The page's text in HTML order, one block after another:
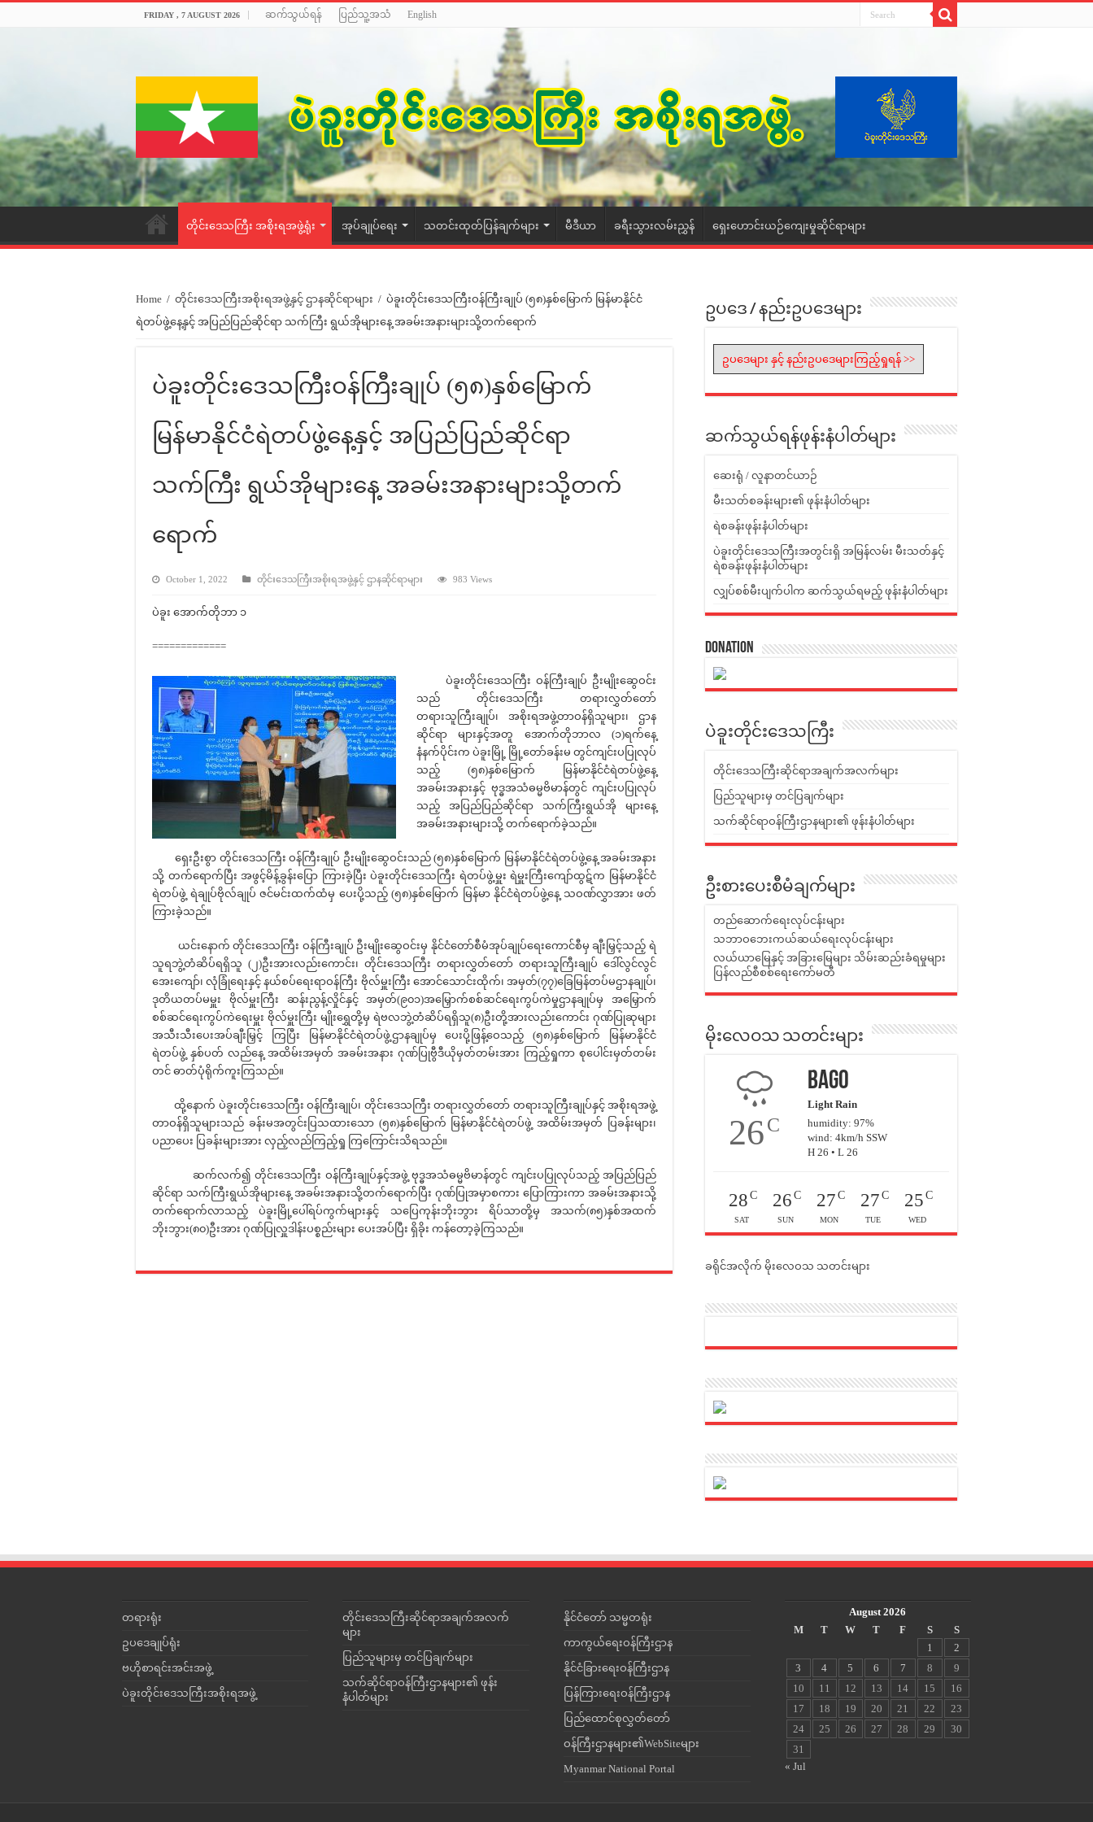
FRIDAY , 7 AUGUST 2026 ဆက်သွယ်ရန် ပြည်သူ့အသံ English
တိုင်းဒေသကြီး အစိုးရအဖွဲ့ရုံး အုပ်ချုပ်ရေး သတင်းထုတ်ပြန်ချက်များ မီဒီယာ ခရီးသွားလမ်းညွှန် ရှေးဟောင်းယဉ်ကျေးမှုဆိုင်ရာများ
Home / တိုင်းဒေသကြီးအစိုးရအဖွဲ့နှင့် ဌာနဆိုင်ရာများ / ပဲခူးတိုင်းဒေသကြီးဝန်ကြီးချုပ် (၅၈)နှစ်မြောက် မြန်မာနိုင်ငံ
ရဲတပ်ဖွဲ့နေ့နှင့် အပြည်ပြည်ဆိုင်ရာ သက်ကြီး ရွယ်အိုများနေ့ အခမ်းအနားများသို့တက်ရောက်
ပဲခူးတိုင်းဒေသကြီးဝန်ကြီးချုပ် (၅၈)နှစ်မြောက်
မြန်မာနိုင်ငံရဲတပ်ဖွဲ့နေ့နှင့် အပြည်ပြည်ဆိုင်ရာ
သက်ကြီး ရွယ်အိုများနေ့ အခမ်းအနားများသို့တက်
ရောက်
October 1, 2022 တိုင်းဒေသကြီးအစိုးရအဖွဲ့နှင့် ဌာနဆိုင်ရာများ 983 Views
ပဲခူး အောက်တိုဘာ ၁
=============
ပဲခူးတိုင်းဒေသကြီး ဝန်ကြီးချုပ် ဦးမျိုးဆွေဝင်း
သည် တိုင်းဒေသကြီး တရားလွှတ်တော်
တရားသူကြီးချုပ်၊ အစိုးရအဖွဲ့တာဝန်ရှိသူများ၊ ဌာန
ဆိုင်ရာ များနှင့်အတူ အောက်တိုဘာလ (၁)ရက်နေ့
နံနက်ပိုင်းက ပဲခူးမြို့ မြို့တော်ခန်းမ တွင်ကျင်းပပြုလုပ်
သည့် (၅၈)နှစ်မြောက် မြန်မာနိုင်ငံရဲတပ်ဖွဲ့နေ့
အခမ်းအနားနှင့် ဗုဒ္ဓအသံဓမ္မဗိမာန်တွင် ကျင်းပပြုလုပ်
သည့် အပြည်ပြည်ဆိုင်ရာ သက်ကြီးရွယ်အို များနေ့
အခမ်းအနားများသို့ တက်ရောက်ခဲ့သည်။
ရှေးဦးစွာ တိုင်းဒေသကြီး ဝန်ကြီးချုပ် ဦးမျိုးဆွေဝင်းသည် (၅၈)နှစ်မြောက် မြန်မာနိုင်ငံရဲတပ်ဖွဲ့နေ့ အခမ်းအနား
သို့ တက်ရောက်ပြီး အဖွင့်မိန့်ခွန်းပြော ကြားခဲ့ပြီး ပဲခူးတိုင်းဒေသကြီး ရဲတပ်ဖွဲ့မှူး ရဲမှူးကြီးကျော်ထွဋ်က မြန်မာနိုင်ငံ
ရဲတပ်ဖွဲ့ ရဲချုပ်ဗိုလ်ချုပ် ဇင်မင်းထက်ထံမှ ပေးပို့သည့် (၅၈)နှစ်မြောက် မြန်မာ နိုင်ငံရဲတပ်ဖွဲ့နေ့ သဝဏ်လွှာအား ဖတ်
ကြားခဲ့သည်။
ယင်းနောက် တိုင်းဒေသကြီး ဝန်ကြီးချုပ် ဦးမျိုးဆွေဝင်းမှ နိုင်ငံတော်စီမံအုပ်ချုပ်ရေးကောင်စီမှ ချီးမြှင့်သည့် ရဲ
သူရဘွဲ့တံဆိပ်ရရှိသူ (၂)ဦးအားလည်းကောင်း၊ တိုင်းဒေသကြီး တရားလွှတ်တော် တရားသူကြီးချုပ် ဒေါ်လွင်လွင်
အေးကျော်၊ လုံခြုံရေးနှင့် နယ်စပ်ရေးရာဝန်ကြီး ဗိုလ်မှူးကြီး အောင်သောင်းထိုက်၊ အမှတ်(၇၇)ခြေမြန်တပ်မဌာနချုပ်၊
ဒုတိယတပ်မမှူး ဗိုလ်မှူးကြီး ဆန်းညွန့်လှိုင်နှင့် အမှတ်(၉၀၁)အမြှောက်စစ်ဆင်ရေးကွပ်ကဲမှုဌာနချုပ်မှ အမြှောက်
စစ်ဆင်ရေးကွပ်ကဲရေးမှူး ဗိုလ်မှူးကြီး မျိုးရွှေတို့မှ ရဲဗလဘွဲ့တံဆိပ်ရရှိသူ(၈)ဦးတို့အားလည်းကောင်း ဂုဏ်ပြုဆုများ
အသီးသီးပေးအပ်ချီးမြှင့် ကြပြီး မြန်မာနိုင်ငံရဲတပ်ဖွဲ့ဌာနချုပ်မှ ပေးပို့ဖြန့်ဝေသည့် (၅၈)နှစ်မြောက် မြန်မာနိုင်ငံ
ရဲတပ်ဖွဲ့ နှစ်ပတ် လည်နေ့ အထိမ်းအမှတ် အခမ်းအနား ဂုဏ်ပြုဗွီဒီယိုမှတ်တမ်းအား ကြည့်ရှုကာ စုပေါင်းမှတ်တမ်း
တင် ဓာတ်ပုံရိုက်ကူးကြသည်။
ထို့နောက် ပဲခူးတိုင်းဒေသကြီး ဝန်ကြီးချုပ်၊ တိုင်းဒေသကြီး တရားလွှတ်တော် တရားသူကြီးချုပ်နှင့် အစိုးရအဖွဲ့
တာဝန်ရှိသူများသည် ခန်းမအတွင်းပြသထားသော (၅၈)နှစ်မြောက် မြန်မာနိုင်ငံရဲတပ်ဖွဲ့ အထိမ်းအမှတ် ပြခန်းများ၊
ပညာပေး ပြခန်းများအား လှည့်လည်ကြည့်ရှု ကြကြောင်းသိရသည်။
ဆက်လက်၍ တိုင်းဒေသကြီး ဝန်ကြီးချုပ်နှင့်အဖွဲ့ ဗုဒ္ဓအသံဓမ္မဗိမာန်တွင် ကျင်းပပြုလုပ်သည့် အပြည်ပြည်
ဆိုင်ရာ သက်ကြီးရွယ်အိုများနေ့ အခမ်းအနားသို့တက်ရောက်ပြီး ဂုဏ်ပြုအမှာစကား ပြောကြားကာ အခမ်းအနားသို့
တက်ရောက်လာသည့် ပဲခူးမြို့ပေါ်ရပ်ကွက်များနှင့် သပြေကုန်းဘိုးဘွား ရိပ်သာတို့မှ အသက်(၈၅)နှစ်အထက်
ဘိုးဘွား(၈၀)ဦးအား ဂုဏ်ပြုလှူဒါန်းပစ္စည်းများ ပေးအပ်ပြီး ရှိခိုး ကန်တော့ခဲ့ကြသည်။
ဥပဒေ / နည်းဥပဒေများ
ဥပဒေများ နှင့် နည်းဥပဒေများကြည့်ရှုရန် >>
ဆက်သွယ်ရန်ဖုန်းနံပါတ်များ
ဆေးရုံ / လူနာတင်ယာဉ်
မီးသတ်စခန်းများ၏ ဖုန်းနံပါတ်များ
ရဲစခန်းဖုန်းနံပါတ်များ
ပဲခူးတိုင်းဒေသကြီးအတွင်းရှိ အမြန်လမ်း မီးသတ်နှင့်
ရဲစခန်းဖုန်းနံပါတ်များ
လျှပ်စစ်မီးပျက်ပါက ဆက်သွယ်ရမည့် ဖုန်းနံပါတ်များ
Donation
ပဲခူးတိုင်းဒေသကြီး
တိုင်းဒေသကြီးဆိုင်ရာအချက်အလက်များ
ပြည်သူများမှ တင်ပြချက်များ
သက်ဆိုင်ရာဝန်ကြီးဌာနများ၏ ဖုန်းနံပါတ်များ
ဦးစားပေးစီမံချက်များ
တည်ဆောက်ရေးလုပ်ငန်းများ
သဘာဝဘေးကယ်ဆယ်ရေးလုပ်ငန်းများ
လယ်ယာမြေနှင့် အခြားမြေများ သိမ်းဆည်းခံရမှုများ
ပြန်လည်စီစစ်ရေးကော်မတီ
မိုးလေဝသ သတင်းများ
26C
Bago
Light Rain
humidity: 97%
wind: 4km/h SSW
H 26 • L 26
28 C
SAT
26 C
SUN
27 C
MON
27 C
TUE
25 C
WED
ခရိုင်အလိုက် မိုးလေဝသ သတင်းများ
တရားရုံး
ဥပဒေချုပ်ရုံး
ဗဟိုစာရင်းအင်းအဖွဲ့
ပဲခူးတိုင်းဒေသကြီးအစိုးရအဖွဲ့
တိုင်းဒေသကြီးဆိုင်ရာအချက်အလက်
များ
ပြည်သူများမှ တင်ပြချက်များ
သက်ဆိုင်ရာဝန်ကြီးဌာနများ၏ ဖုန်း
နံပါတ်များ
နိုင်ငံတော် သမ္မတရုံး
ကာကွယ်ရေးဝန်ကြီးဌာန
နိုင်ငံခြားရေးဝန်ကြီးဌာန
ပြန်ကြားရေးဝန်ကြီးဌာန
ပြည်ထောင်စုလွှတ်တော်
ဝန်ကြီးဌာနများ၏WebSiteများ
Myanmar National Portal
August 2026
M
T W T F S
S
1
2
3
4 5 6 7 8
9
10
11 12 13 14 15
16
17
18 19 20 21 22
23
24
25 26 27 28 29
30
31
« Jul